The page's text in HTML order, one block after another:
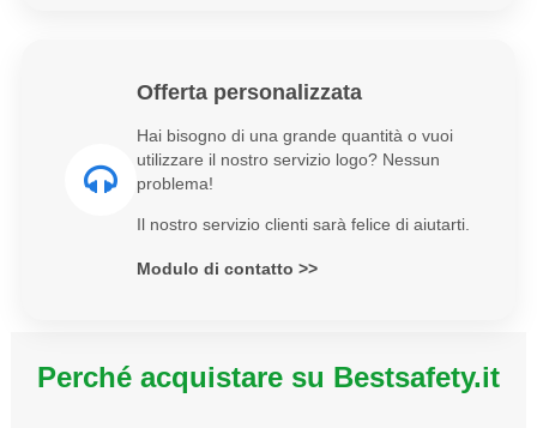
Offerta personalizzata
Hai bisogno di una grande quantità o vuoi
utilizzare il nostro servizio logo? Nessun
problema!
Il nostro servizio clienti sarà felice di aiutarti.
Modulo di contatto >>
Perché acquistare su Bestsafety.it